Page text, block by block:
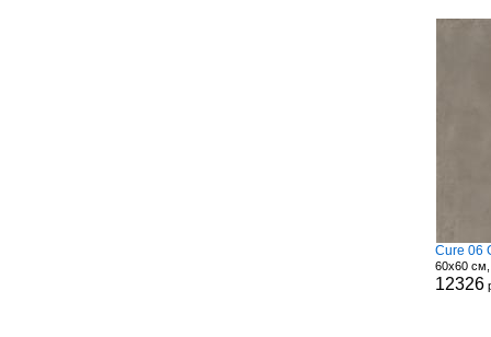
Cure 06
60x60
12326